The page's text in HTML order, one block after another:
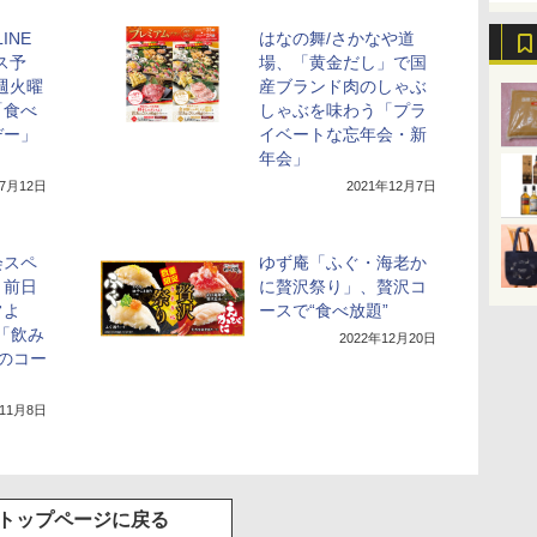
予
火曜
食べ
」
月12日
はなの舞/さかなや道
場、「黄金だし」で国
産ブランド肉のしゃぶ
しゃぶを味わう「プラ
イベートな忘年会・新
年会」
2021年12月7日
スペ
日
飲み
コー
月8日
ゆず庵「ふぐ・海老か
に贅沢祭り」、贅沢コ
ースで“食べ放題”
2022年12月20日
ップページに戻る